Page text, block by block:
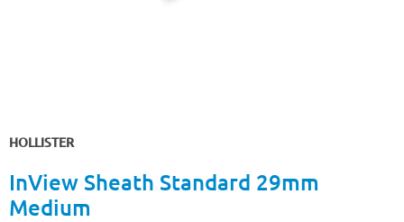
HOLLISTER
InView Sheath Standard 29mm
Medium